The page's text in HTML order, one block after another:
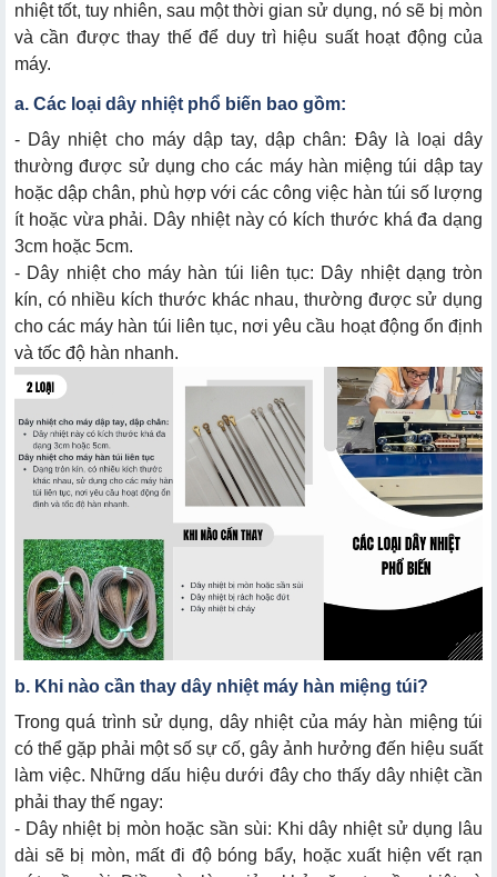
nhiệt tốt, tuy nhiên, sau một thời gian sử dụng, nó sẽ bị mòn
và cần được thay thế để duy trì hiệu suất hoạt động của
máy.
a. Các loại dây nhiệt phổ biến bao gồm:
- Dây nhiệt cho máy dập tay, dập chân: Đây là loại dây
thường được sử dụng cho các máy hàn miệng túi dập tay
hoặc dập chân, phù hợp với các công việc hàn túi số lượng
ít hoặc vừa phải. Dây nhiệt này có kích thước khá đa dạng
3cm hoặc 5cm.
- Dây nhiệt cho máy hàn túi liên tục: Dây nhiệt dạng tròn
kín, có nhiều kích thước khác nhau, thường được sử dụng
cho các máy hàn túi liên tục, nơi yêu cầu hoạt động ổn định
và tốc độ hàn nhanh.
b. Khi nào cần thay dây nhiệt máy hàn miệng túi?
Trong quá trình sử dụng, dây nhiệt của máy hàn miệng túi
có thể gặp phải một số sự cố, gây ảnh hưởng đến hiệu suất
làm việc. Những dấu hiệu dưới đây cho thấy dây nhiệt cần
phải thay thế ngay:
- Dây nhiệt bị mòn hoặc sần sùi: Khi dây nhiệt sử dụng lâu
dài sẽ bị mòn, mất đi độ bóng bẩy, hoặc xuất hiện vết rạn